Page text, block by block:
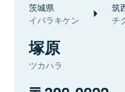
茨城県
イバラキケン
筑
チ
塚原
ツカハラ